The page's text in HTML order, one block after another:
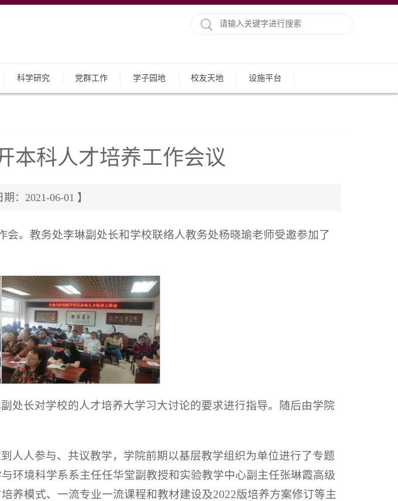
科学研究 党群工作 学子园地 校友天地 设施平台
本科人才培养工作会议
：2021-06-01 】
。教务处李琳副处长和学校联络人教务处杨晓瑜老师受邀参加了
处长对学校的人才培养大学习大讨论的要求进行指导。随后由学院
人人参与、共议教学，学院前期以基层教学组织为单位进行了专题
环境科学系系主任任华堂副教授和实验教学中心副主任张琳霞高级
养模式、一流专业一流课程和教材建设及2022版培养方案修订等主